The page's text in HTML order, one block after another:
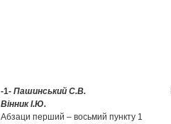
-1- Пашинський С.В.
Вінник І.Ю.
Абзаци перший – восьмий пункту 1